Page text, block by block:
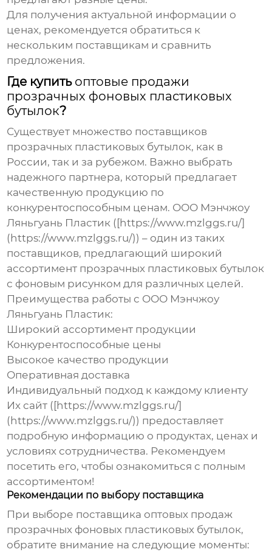
Для получения актуальной информации о
ценах, рекомендуется обратиться к
нескольким поставщикам и сравнить
предложения.
Где купить оптовые продажи
прозрачных фоновых пластиковых
бутылок?
Существует множество поставщиков
прозрачных пластиковых бутылок, как в
России, так и за рубежом. Важно выбрать
надежного партнера, который предлагает
качественную продукцию по
конкурентоспособным ценам. ООО Мэнчжоу
Ляньгуань Пластик ([https://www.mzlggs.ru/]
(https://www.mzlggs.ru/)) – один из таких
поставщиков, предлагающий широкий
ассортимент прозрачных пластиковых бутылок
с фоновым рисунком для различных целей.
Преимущества работы с ООО Мэнчжоу
Ляньгуань Пластик:
Широкий ассортимент продукции
Конкурентоспособные цены
Высокое качество продукции
Оперативная доставка
Индивидуальный подход к каждому клиенту
Их сайт ([https://www.mzlggs.ru/]
(https://www.mzlggs.ru/)) предоставляет
подробную информацию о продуктах, ценах и
условиях сотрудничества. Рекомендуем
посетить его, чтобы ознакомиться с полным
ассортиментом!
Рекомендации по выбору поставщика
При выборе поставщика оптовых продаж
прозрачных фоновых пластиковых бутылок,
обратите внимание на следующие моменты: